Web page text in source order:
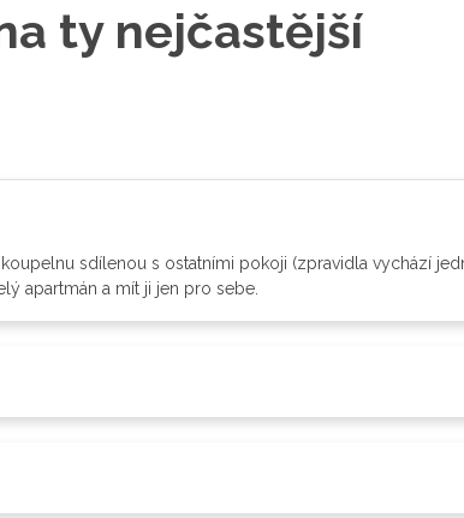
ty nejčastější
sdílenou s ostatními pokoji (zpravidla vychází
apartmán a mít ji jen pro sebe.